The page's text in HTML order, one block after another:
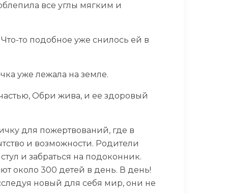
все углы мягким и
то подобное уже снилось ей в
уже лежала на земле.
Обри жива, и ее здоровый
для пожертвований, где в
и возможности. Родители
и забраться на подоконник.
около 300 детей в день. В день!
новый для себя мир, они не